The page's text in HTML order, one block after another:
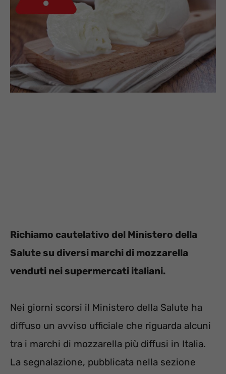
Richiamo cautelativo del Ministero della
Salute su diversi marchi di mozzarella
venduti nei supermercati italiani.
Nei giorni scorsi il Ministero della Salute ha
diffuso un avviso ufficiale che riguarda alcuni
tra i marchi di mozzarella più diffusi in Italia.
La segnalazione, pubblicata nella sezione